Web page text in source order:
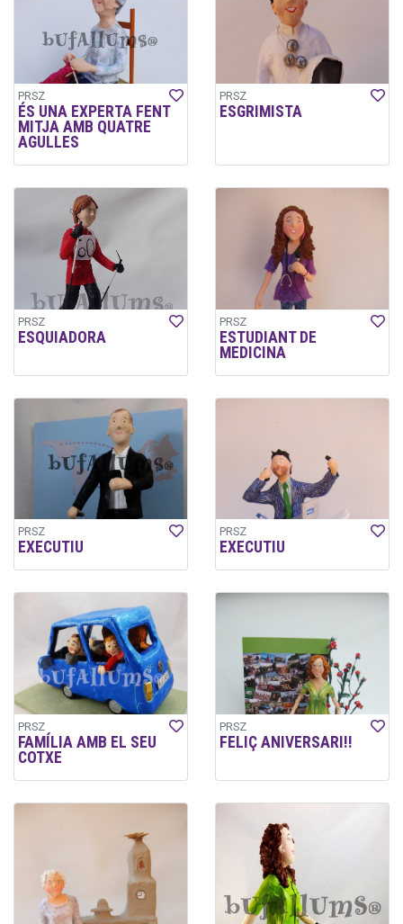
PRSZ
ÉS UNA EXPERTA FENT
MITJA AMB QUATRE
AGULLES
PRSZ
ESGRIMISTA
PRSZ
ESQUIADORA
PRSZ
ESTUDIANT DE
MEDICINA
PRSZ
EXECUTIU
PRSZ
EXECUTIU
PRSZ
FAMÍLIA AMB EL SEU
COTXE
PRSZ
FELIÇ ANIVERSARI!!